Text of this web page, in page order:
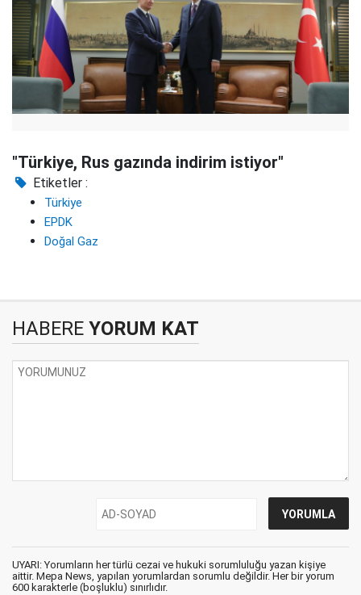
"Türkiye, Rus gazında indirim istiyor"
Etiketler :
Türkiye
EPDK
Doğal Gaz
HABERE YORUM KAT
UYARI: Yorumların her türlü cezai ve hukuki sorumluluğu yazan kişiye
aittir. Mepa News, yapılan yorumlardan sorumlu değildir. Her bir yorum
600 karakterle (boşluklu) sınırlıdır.